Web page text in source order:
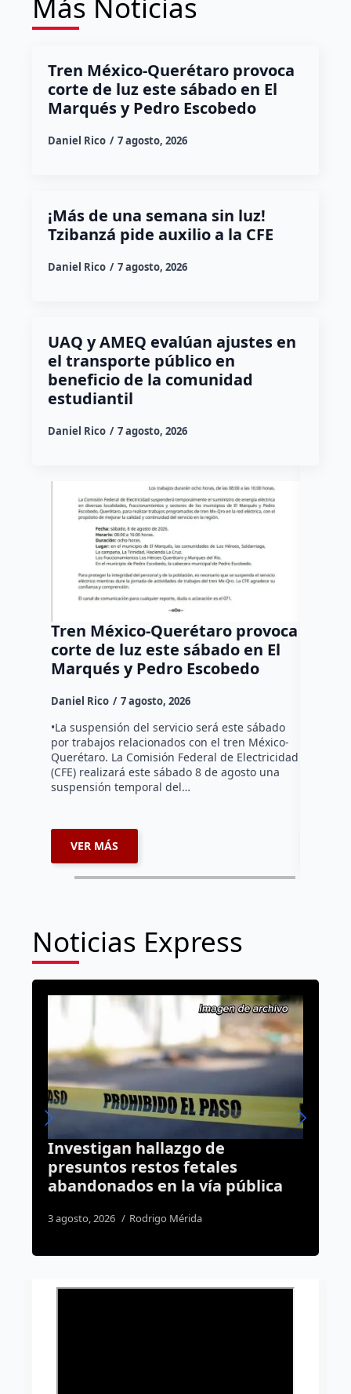
Más Noticias
Tren México-Querétaro provoca
corte de luz este sábado en El
Marqués y Pedro Escobedo
Daniel Rico 7 agosto, 2026
¡Más de una semana sin luz!
Tzibanzá pide auxilio a la CFE
Daniel Rico 7 agosto, 2026
UAQ y AMEQ evalúan ajustes en
el transporte público en
beneficio de la comunidad
estudiantil
Daniel Rico 7 agosto, 2026
Tren México-Querétaro provoca
corte de luz este sábado en El
Marqués y Pedro Escobedo
Daniel Rico 7 agosto, 2026
•La suspensión del servicio será este sábado
por trabajos relacionados con el tren México-
Querétaro. La Comisión Federal de Electricidad
(CFE) realizará este sábado 8 de agosto una
suspensión temporal del…
VER MÁS
Noticias Express
Más de mil detenidos y 82 autos
recuperados; así cerró julio la
Policía Estatal en Querétaro
1 agosto, 2026 Susana Ramos